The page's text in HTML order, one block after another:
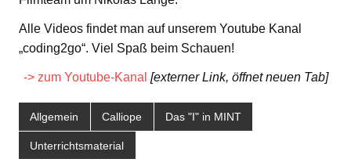
Alle Videos findet man auf unserem Youtube Kanal
„coding2go“. Viel Spaß beim Schauen!
-> zum Youtube-Kanal [externer Link, öffnet neuen Tab]
Allgemein Calliope Das "I" in MINT
Unterrichtsmaterial